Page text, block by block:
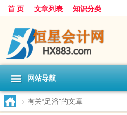
首 页 文章列表 知识分类
网站导航
> 有关“足浴”的文章